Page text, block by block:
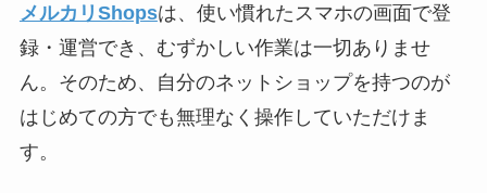
メルカリShopsは、使い慣れたスマホの画面で登
録・運営でき、むずかしい作業は一切ありませ
ん。そのため、自分のネットショップを持つのが
はじめての方でも無理なく操作していただけま
す。